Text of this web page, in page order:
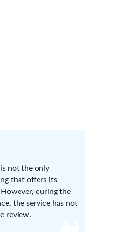
not the only
that offers its
during the
the service has not
review.